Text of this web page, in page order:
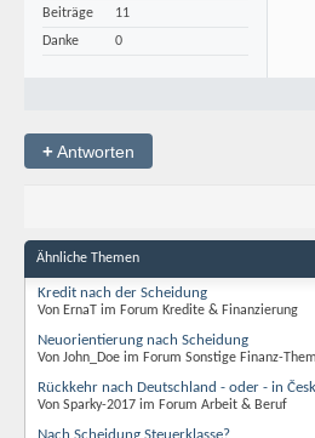
Beiträge
11
Danke
0
+Antworten
Ähnliche Themen
Kredit nach der Scheidung
Von ErnaT im Forum Kredite & Finanzierung
Neuorientierung nach Scheidung
Von John_Doe im Forum Sonstige Finanz-
Rückkehr nach Deutschland - oder - in
Von Sparky-2017 im Forum Arbeit & Beruf